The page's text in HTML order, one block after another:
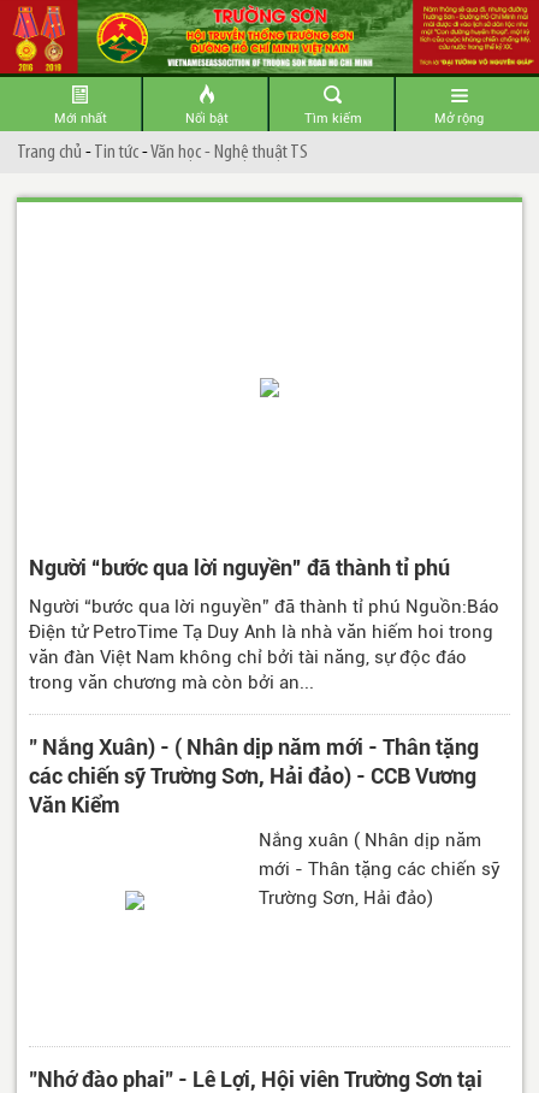
Mới nhất Nổi bật Tìm kiếm Mở rộng
Trang chủ -Tin tức-Văn học - Nghệ thuật TS
Người “bước qua lời nguyền” đã thành tỉ phú
Người “bước qua lời nguyền” đã thành tỉ phú Nguồn:Báo
Điện tử PetroTime Tạ Duy Anh là nhà văn hiếm hoi trong
văn đàn Việt Nam không chỉ bởi tài năng, sự độc đáo
trong văn chương mà còn bởi an...
" Nắng Xuân) - ( Nhân dịp năm mới - Thân tặng
các chiến sỹ Trường Sơn, Hải đảo) - CCB Vương
Văn Kiểm
Nắng xuân ( Nhân dịp năm
mới - Thân tặng các chiến sỹ
Trường Sơn, Hải đảo)
"Nhớ đào phai" - Lê Lợi, Hội viên Trường Sơn tại